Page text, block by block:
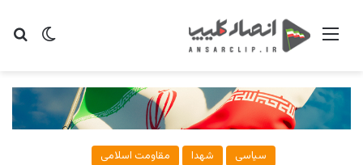
تغییر منو
سیاسی شهدا مقاومت اسلامی